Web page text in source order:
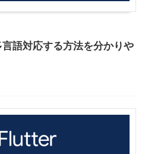
語対応する方法を分かりや